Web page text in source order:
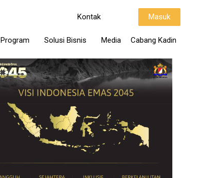
Kontak Masuk
Program Solusi Bisnis Media Cabang Kadin